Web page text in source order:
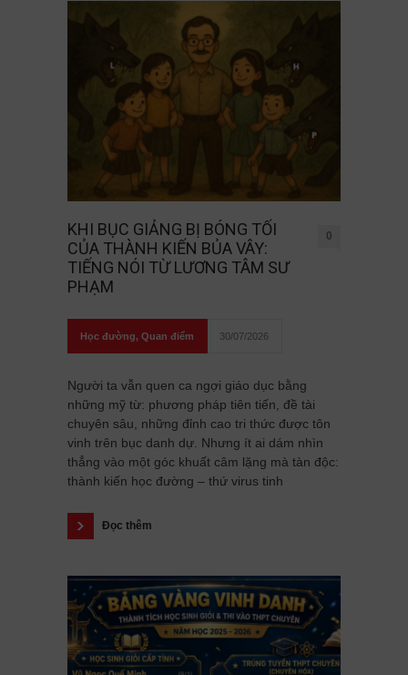
KHI BỤC GIẢNG BỊ BÓNG TỐI
CỦA THÀNH KIẾN BỦA VÂY:
TIẾNG NÓI TỪ LƯƠNG TÂM SƯ
PHẠM
0
Học đường, Quan điểm 30/07/2026
Người ta vẫn quen ca ngợi giáo dục bằng
những mỹ từ: phương pháp tiên tiến, đề tài
chuyên sâu, những đỉnh cao tri thức được tôn
vinh trên bục danh dự. Nhưng ít ai dám nhìn
thẳng vào một góc khuất câm lặng mà tàn độc:
thành kiến học đường – thứ virus tinh
Đọc thêm